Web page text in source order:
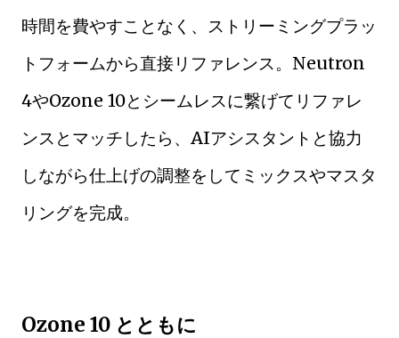
時間を費やすことなく、ストリーミングプラッ
トフォームから直接リファレンス。Neutron
4やOzone 10とシームレスに繋げてリファレ
ンスとマッチしたら、AIアシスタントと協力
しながら仕上げの調整をしてミックスやマスタ
リングを完成。
Ozone 10 とともに